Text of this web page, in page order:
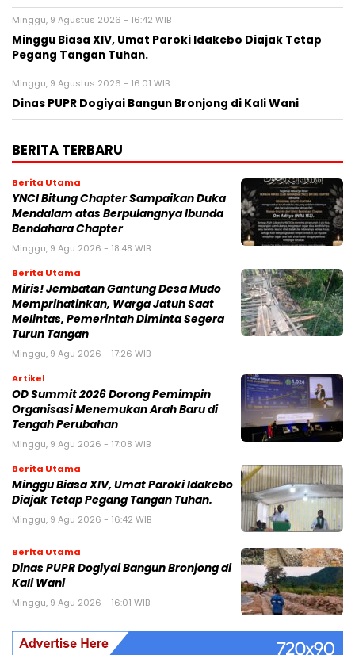
Minggu, 9 Agustus 2026 - 16:42 WIB
Minggu Biasa XIV, Umat Paroki Idakebo Diajak Tetap
Pegang Tangan Tuhan.
Minggu, 9 Agustus 2026 - 16:01 WIB
Dinas PUPR Dogiyai Bangun Bronjong di Kali Wani
BERITA TERBARU
Berita Utama
YNCI Bitung Chapter Sampaikan Duka
Mendalam atas Berpulangnya Ibunda
Bendahara Chapter
Minggu, 9 Agu 2026 - 18:48 WIB
Berita Utama
Miris! Jembatan Gantung Desa Mudo
Memprihatinkan, Warga Jatuh Saat
Melintas, Pemerintah Diminta Segera
Turun Tangan
Minggu, 9 Agu 2026 - 17:26 WIB
Artikel
OD Summit 2026 Dorong Pemimpin
Organisasi Menemukan Arah Baru di
Tengah Perubahan
Minggu, 9 Agu 2026 - 17:08 WIB
Berita Utama
Minggu Biasa XIV, Umat Paroki Idakebo
Diajak Tetap Pegang Tangan Tuhan.
Minggu, 9 Agu 2026 - 16:42 WIB
Berita Utama
Dinas PUPR Dogiyai Bangun Bronjong di
Kali Wani
Minggu, 9 Agu 2026 - 16:01 WIB